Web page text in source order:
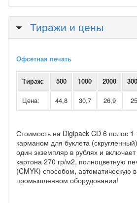
Скрыть
Тиражи и цены
Офсетная печать
Тираж: 500 1000 2000
Цена: 44,8 30,7 26,9 25
Стоимость на Digipack CD 6 полос 1
карманом для буклета
один экземпляр в рублях и
картона 270 гр/м2, полноцветную
(CMYK) способом, автоматическую
промышленном оборудовании!